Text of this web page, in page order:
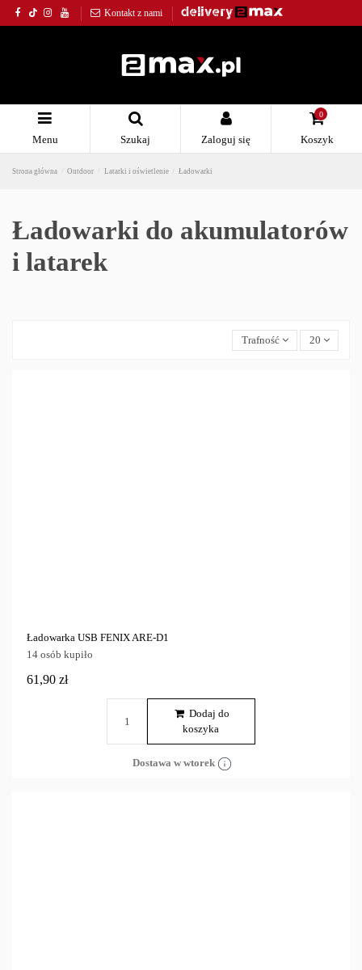
Kontakt z nami
Menu Szukaj Zaloguj się
0
Koszyk
Strona główna Outdoor Latarki i oświetlenie Ładowarki
Ładowarki do akumulatorów
i latarek
Trafność 20
Ładowarka USB FENIX ARE-D1
14 osób kupiło
61,90 zł
Dodaj do
koszyka
Dostawa w wtorek